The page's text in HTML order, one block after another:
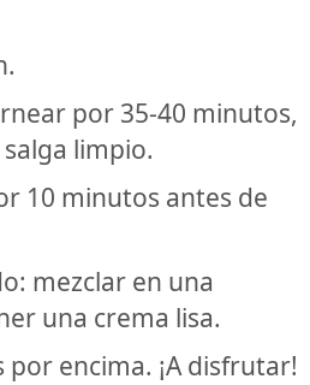
por 35-40 minutos,
limpio.
10 minutos antes de
mezclar en una
una crema lisa.
encima. ¡A disfrutar!